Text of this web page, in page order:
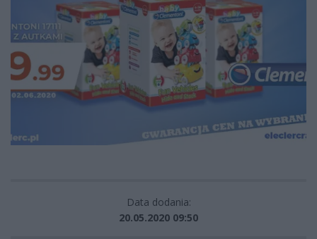
Data dodania:
20.05.2020 09:50